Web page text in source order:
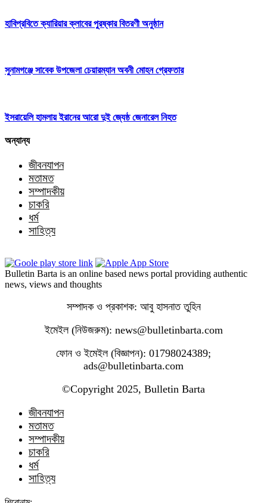
হাবিপ্রবিতে ক্যারিয়ার ক্লাবের পুরষ্কার বিতরণী অনুষ্ঠান
সুনামগঞ্জে সাবেক উপজেলা চেয়ারম্যান অবনী মোহন গ্রেফতার
ইসরায়েলি হামলায় ইরানের আরো দুই জ্যেষ্ঠ জেনারেল নিহত
অন্যান্য
জীবনযাপন
মতামত
সম্পাদকীয়
চাকরি
ধর্ম
সাহিত্য
Bulletin Barta is an online based news portal providing authentic
news, views and thoughts
সম্পাদক ও প্রকাশক: আবু হাসনাত তুহিন
ইমেইল (নিউজরুম): news@bulletinbarta.com
ফোন ও ইমেইল (বিজ্ঞাপন): 01798024389;
ads@bulletinbarta.com
©️Copyright 2025, Bulletin Barta
জীবনযাপন
মতামত
সম্পাদকীয়
চাকরি
ধর্ম
সাহিত্য